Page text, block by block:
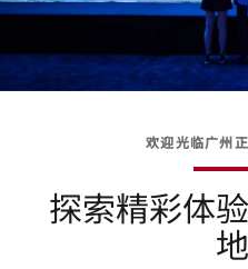
欢迎光临广州
探索精彩体